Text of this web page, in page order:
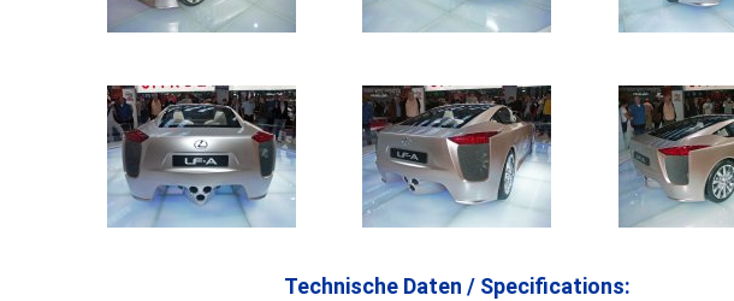
Technische Daten / Specifications: